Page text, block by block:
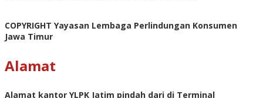
COPYRIGHT Yayasan Lembaga Perlindungan Konsumen
Jawa Timur
Alamat
Alamat kantor YLPK Jatim pindah dari di Terminal